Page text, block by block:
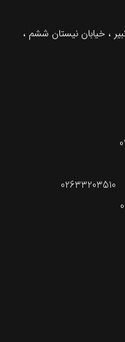
، خیابان نيستان ششم ،